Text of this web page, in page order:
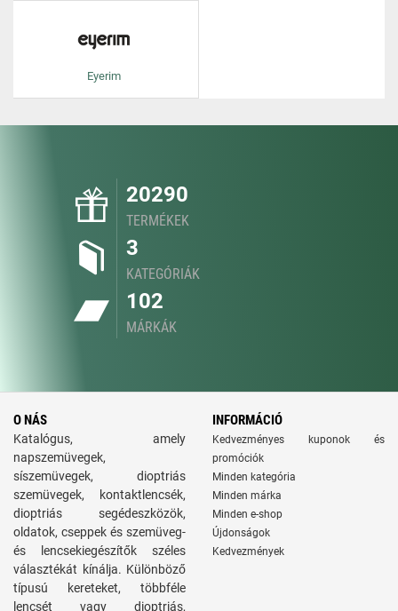
Eyerim
20290
TERMÉKEK
3
KATEGÓRIÁK
102
MÁRKÁK
O NÁS
Katalógus, amely
napszemüvegek,
síszemüvegek, dioptriás
szemüvegek, kontaktlencsék,
dioptriás segédeszközök,
oldatok, cseppek és szemüveg-
és lencsekiegészítők széles
választékát kínálja. Különböző
típusú kereteket, többféle
lencsét vagy dioptriás,
INFORMÁCIÓ
Kedvezményes kuponok és
promóciók
Minden kategória
Minden márka
Minden e-shop
Újdonságok
Kedvezmények